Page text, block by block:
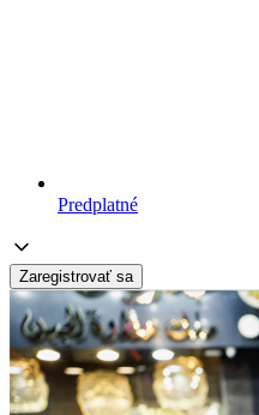
Predplatné
Zaregistrovať sa